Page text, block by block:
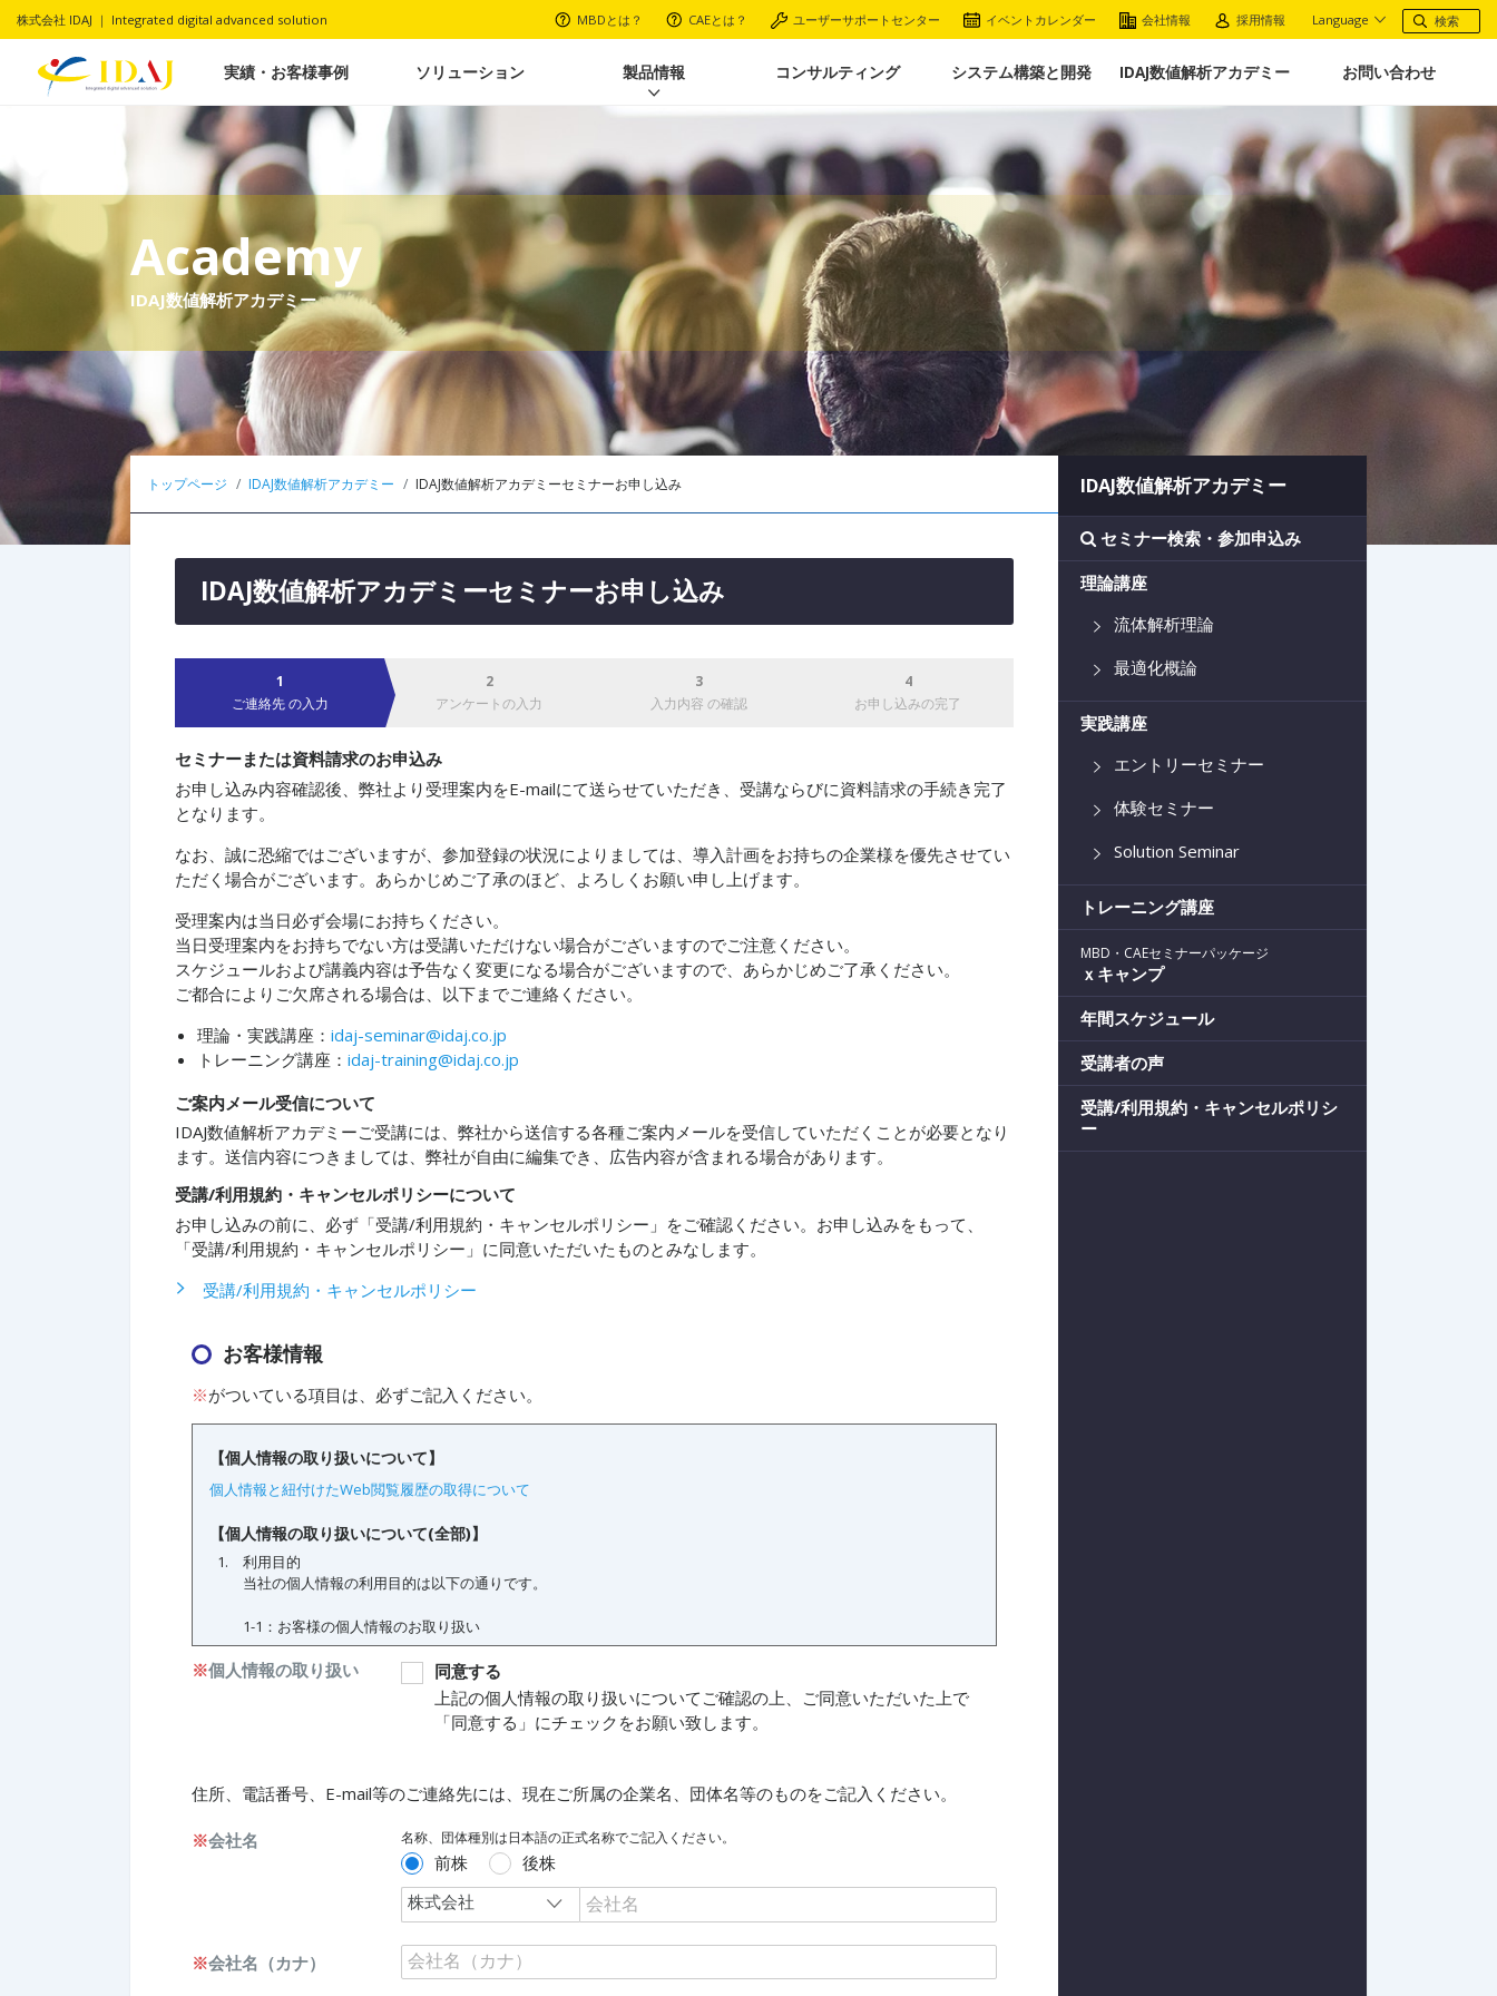
株式会社 IDAJ ｜ Integrated digital advanced solution MBDとは？ CAEとは？ ユーザーサポートセンター イベントカレンダー 会社情報 採用情報 Language
実績・お客様事例 ソリューション 製品情報 コンサルティング システム構築と開発 IDAJ数値解析アカデミー お問い合わせ
Academy
IDAJ数値解析アカデミー
トップページ IDAJ数値解析アカデミー IDAJ数値解析アカデミーセミナーお申し込み
IDAJ数値解析アカデミーセミナーお申し込み
ご連絡先の入力 アンケートの入力 入力内容 の確認 お申し込みの完了
セミナーまたは資料請求のお申込み
お申し込み内容確認後、弊社より受理案内をE-mailにて送らせていただき、受講ならびに資料請求の手続き完了
となります。 ​
なお、誠に恐縮ではございますが、参加登録の状況によりましては、導入計画をお持ちの企業様を優先させてい
ただく場合がございます。あらかじめご了承のほど、よろしくお願い申し上げます。
受理案内は当日必ず会場にお持ちください。
当日受理案内をお持ちでない方は受講いただけない場合がございますのでご注意ください。
スケジュールおよび講義内容は予告なく変更になる場合がございますので、あらかじめご了承ください。
ご都合によりご欠席される場合は、以下までご連絡ください。
理論・実践講座： idaj-seminar@idaj.co.jp
トレーニング講座： idaj-training@idaj.co.jp
ご案内メール受信について
IDAJ数値解析アカデミーご受講には、弊社から送信する各種ご案内メールを受信していただくことが必要となり
ます。送信内容につきましては、弊社が自由に編集でき、広告内容が含まれる場合があります。
受講/利用規約・キャンセルポリシーについて
お申し込みの前に、必ず「受講/利用規約・キャンセルポリシー」をご確認ください。お申し込みをもって、
「受講/利用規約・キャンセルポリシー」に同意いただいたものとみなします。
受講/利用規約・キャンセルポリシー
お客様情報
※がついている項目は、必ずご記入ください。
※個人情報の取り扱い
同意する
上記の個人情報の取り扱いについてご確認の上、ご同意いただいた上で
「同意する」にチェックをお願い致します。
住所、電話番号、E-mail等のご連絡先には、現在ご所属の企業名、団体名等のものをご記入ください。
※会社名 名称、団体種別は日本語の正式名称でご記入ください。
前株 後株
※会社名（カナ）
IDAJ数値解析アカデミー
セミナー検索・参加申込み
理論講座
流体解析理論
最適化概論
実践講座
エントリーセミナー
体験セミナー
Solution Seminar
トレーニング講座
MBD・CAEセミナーパッケージ
ｘキャンプ
年間スケジュール
受講者の声
受講/利用規約・キャンセルポリシ
ー